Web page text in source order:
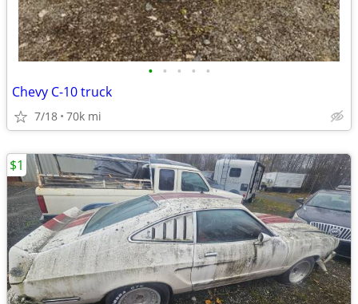
• • • • •
Chevy C-10 truck
7/18 70k mi
$1